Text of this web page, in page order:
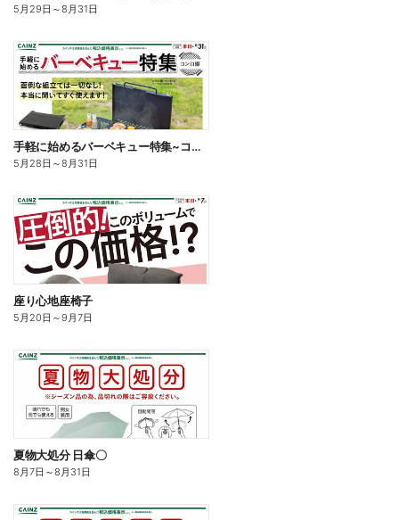
5月29日 ～8月31日
手軽に始めるバーベキュー特集~コンロ編~
5月28日 ～8月31日
座り心地座椅子
5月20日 ～9月7日
夏物大処分 日傘〇
8月7日 ～8月31日